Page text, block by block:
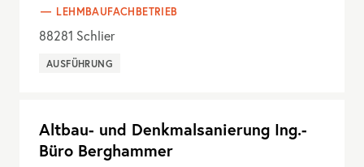
LEHMBAUFACHBETRIEB
88281 Schlier
AUSFÜHRUNG
Altbau- und Denkmalsanierung Ing.-
Büro Berghammer